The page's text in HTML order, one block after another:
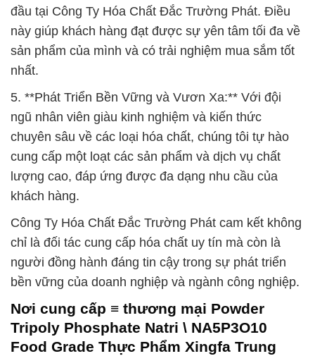
đầu tại Công Ty Hóa Chất Đắc Trường Phát. Điều
này giúp khách hàng đạt được sự yên tâm tối đa về
sản phẩm của mình và có trải nghiệm mua sắm tốt
nhất.
5. **Phát Triển Bền Vững và Vươn Xa:** Với đội
ngũ nhân viên giàu kinh nghiệm và kiến thức
chuyên sâu về các loại hóa chất, chúng tôi tự hào
cung cấp một loạt các sản phẩm và dịch vụ chất
lượng cao, đáp ứng được đa dạng nhu cầu của
khách hàng.
Công Ty Hóa Chất Đắc Trường Phát cam kết không
chỉ là đối tác cung cấp hóa chất uy tín mà còn là
người đồng hành đáng tin cậy trong sự phát triển
bền vững của doanh nghiệp và ngành công nghiệp.
Nơi cung cấp ≡ thương mại Powder
Tripoly Phosphate Natri \ NA5P3O10
Food Grade Thực Phẩm Xingfa Trung